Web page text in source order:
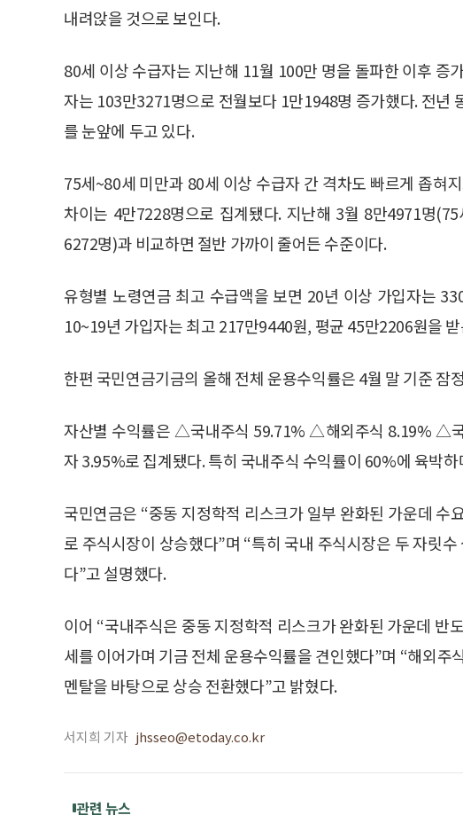
내려앉을 것으로 보인다.
80세 이상 수급자는 지난해 11월 100만 명을 돌파한 이후 증
자는 103만3271명으로 전월보다 1만1948명 증가했다. 전년
를 눈앞에 두고 있다.
75세~80세 미만과 80세 이상 수급자 간 격차도 빠르게 좁혀
차이는 4만7228명으로 집계됐다. 지난해 3월 8만4971명
6272명)과 비교하면 절반 가까이 줄어든 수준이다.
유형별 노령연금 최고 수급액을 보면 20년 이상 가입자는
10~19년 가입자는 최고 217만9440원, 평균 45만2206원을
한편 국민연금기금의 올해 전체 운용수익률은 4월 말 기준 잠
자산별 수익률은 △국내주식 59.71% △해외주식 8.19% △
자 3.95%로 집계됐다. 특히 국내주식 수익률이 60%에 육박
국민연금은 “중동 지정학적 리스크가 일부 완화된 가운데 수
로 주식시장이 상승했다”며 “특히 국내 주식시장은 두 자릿
다”고 설명했다.
이어 “국내주식은 중동 지정학적 리스크가 완화된 가운데 반
세를 이어가며 기금 전체 운용수익률을 견인했다”며 “해외주
멘탈을 바탕으로 상승 전환했다”고 밝혔다.
서지희 기자 jhsseo@etoday.co.kr
관련 뉴스